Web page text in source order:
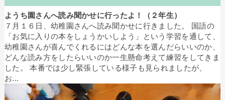
ようち園さんへ読み聞かせに行ったよ！（２年生）
７月１６日、幼稚園さんへ読み聞かせに行きました。 国語の
「お気に入りの本をしょうかいしよう」という学習を通して、
幼稚園さんが喜んでくれるにはどんな本を選んだらいいのか、
どんな読み方をしたらいいのか一生懸命考えて練習をしてきま
した。 本番では少し緊張している様子も見られましたが、
お...